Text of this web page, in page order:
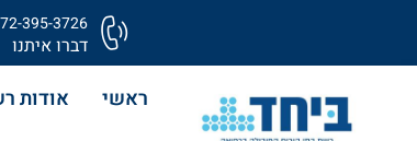
395-3726
דברו איתנו
ראשי אודות